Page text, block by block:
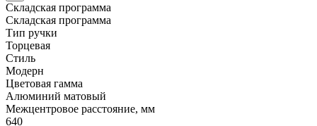
Складская программа
Складская программа
Тип ручки
Торцевая
Стиль
Модерн
Цветовая гамма
Алюминий матовый
Межцентровое расстояние, мм
640